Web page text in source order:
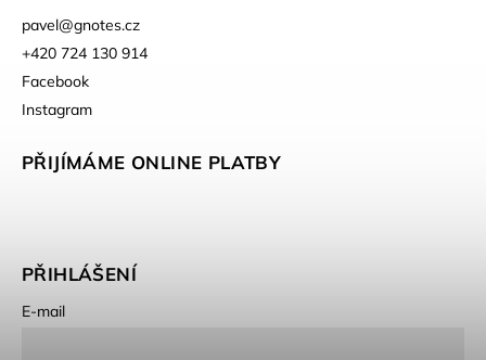
pavel@gnotes.cz
+420 724 130 914
Facebook
Instagram
PŘIJÍMÁME ONLINE PLATBY
PŘIHLÁŠENÍ
E-mail